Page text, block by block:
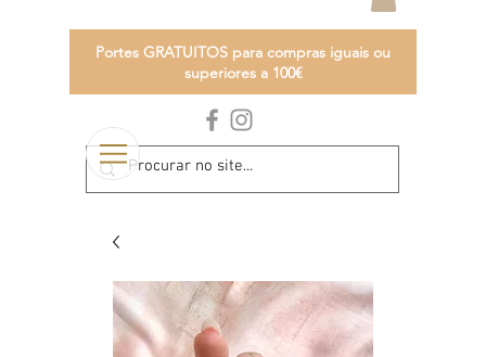
Portes GRATUITOS para compras iguais ou
superiores a 100€